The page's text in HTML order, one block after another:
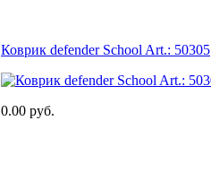
Коврик defender School Art.: 50305
0.00 руб.